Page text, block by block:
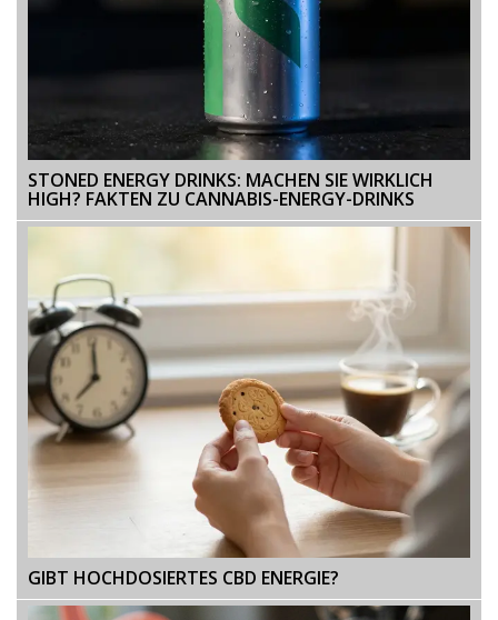
STONED ENERGY DRINKS: MACHEN SIE WIRKLICH
HIGH? FAKTEN ZU CANNABIS-ENERGY-DRINKS
GIBT HOCHDOSIERTES CBD ENERGIE?